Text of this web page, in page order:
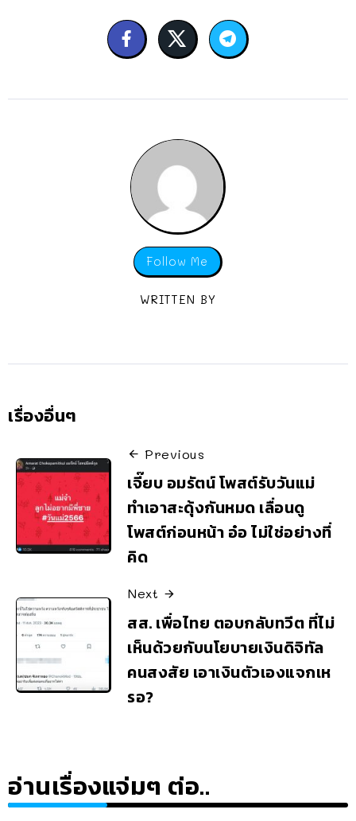
Follow Me
WRITTEN BY
เรื่องอื่นๆ
Previous
เจี๊ยบ อมรัตน์ โพสต์รับวันแม่
ทำเอาสะดุ้งกันหมด เลื่อนดู
โพสต์ก่อนหน้า อ๋อ ไม่ใช่อย่างที่
คิด
Next
สส. เพื่อไทย ตอบกลับทวีต ที่ไม่
เห็นด้วยกับนโยบายเงินดิจิทัล
คนสงสัย เอาเงินตัวเองแจกเห
รอ?
อ่านเรื่องแจ่มๆ ต่อ..